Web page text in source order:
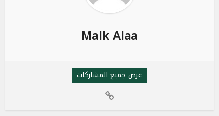
Malk Alaa
عرض جميع المشاركات